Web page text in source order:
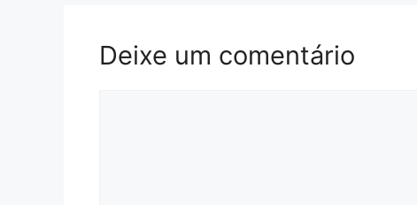
Deixe um comentário